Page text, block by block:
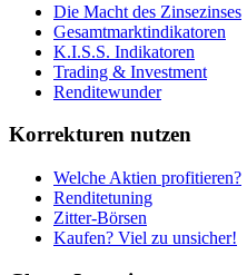
Die Macht des Zinsezinses
Gesamtmarktindikatoren
K.I.S.S. Indikatoren
Trading & Investment
Renditewunder
Korrekturen nutzen
Welche Aktien profitieren?
Renditetuning
Zitter-Börsen
Kaufen? Viel zu unsicher!